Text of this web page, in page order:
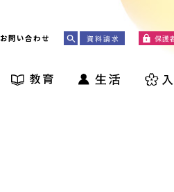
お問い合わせ